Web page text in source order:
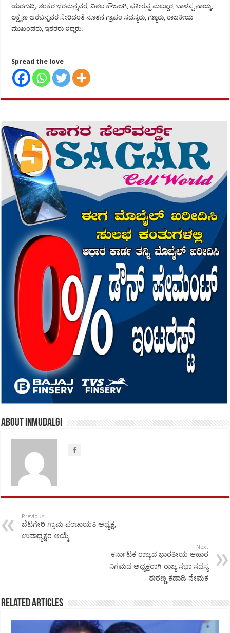
ಯರಗುದ್ರಿ, ಶಂಕರ ಭರಮನ್ನವರ, ವಿಠಲ ಕೌಜಲಗಿ, ಫಕೀರಪ್ಪ ಮಲ್ದೂರ, ಬಾಳಪ್ಪ ನಾಯ್ಕ,
ಲಕ್ಷ್ಮಣ ಅರಬನ್ನವರ ಸೇರಿದಂತೆ ನೂತನ ಗ್ರಾಪಂ ಸದಸ್ಯರು, ಗಣ್ಯರು, ರಾಜಕೀಯ
ಮುಖಂಡರು, ಇತರರು ಇದ್ದರು.
Spread the love
About inmudalgi
Previous
ಬೆಟಗೇರಿ ಗ್ರಾಮ ಪಂಚಾಯತಿ ಅಧ್ಯಕ್ಷ,
ಉಪಾಧ್ಯಕ್ಷರ ಆಯ್ಕೆ
Next
ಕರ್ನಾಟಕ ರಾಜ್ಯದ ಭಾರತೀಯ ಆಹಾರ
ನಿಗಮದ ಅಧ್ಯಕ್ಷರಾಗಿ ರಾಜ್ಯ ಸಭಾ ಸದಸ್ಯ
ಈರಣ್ಣ ಕಡಾಡಿ ನೇಮಕ
Related Articles